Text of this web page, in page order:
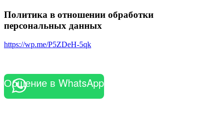
Политика в отношении обработки
персональных данных
https://wp.me/P5ZDeH-5qk
Общение в WhatsApp